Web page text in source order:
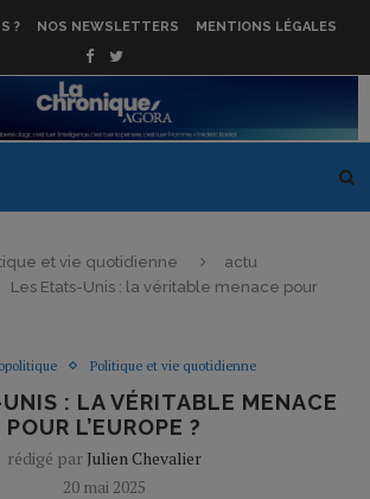
? NOS NEWSLETTERS MENTIONS LÉGALES
et vie quotidienne
actu
Les Etats-Unis : la véritable menace pour
Politique et vie quotidienne
: LA VÉRITABLE MENACE
POUR L’EUROPE ?
rédigé par Julien Chevalier
20 mai 2025